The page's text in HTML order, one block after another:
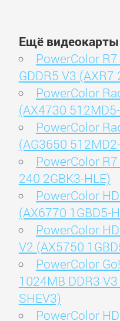
Ещё
PowerColor
GDDR5 V3 (AXR7
PowerColor
(AX4730
PowerColor
(AG3650
PowerColor
240 2GBK3-HLE)
PowerColor
(AX6770 1GBD5-
PowerColor
V2 (AX5750
PowerColor
1024MB DDR3
SHEV3)
PowerColor